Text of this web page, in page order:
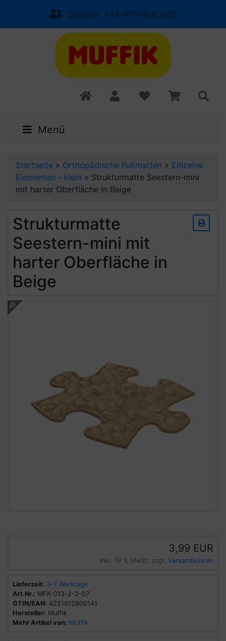
Support: +49-4171-8183899
Menü
Startseite » Orthopädische Fußmatten » Einzelne
Elementen - klein » Strukturmatte Seestern-mini
mit harter Oberfläche in Beige
Strukturmatte
Seestern-mini mit
harter Oberfläche in
Beige
3,99 EUR
inkl. 19 % MwSt. zzgl. Versandkosten
Lieferzeit: 3-7 Werktage
Art.Nr.: MFK-013-2-2-07
GTIN/EAN: 4251912800141
Hersteller: Muffik
Mehr Artikel von: Muffik